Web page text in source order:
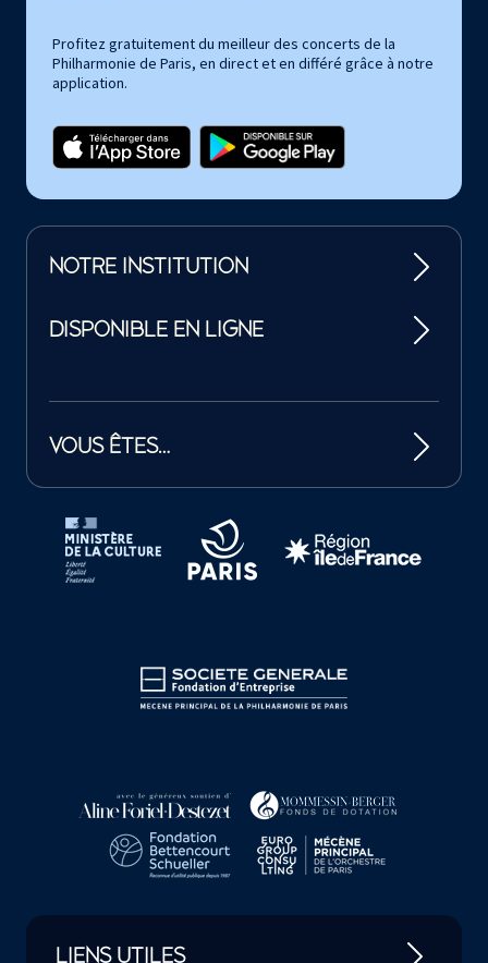
Profitez gratuitement du meilleur des concerts de la
Philharmonie de Paris, en direct et en différé grâce à notre
application.
NOTRE INSTITUTION
DISPONIBLE EN LIGNE
VOUS ÊTES…
Tutelles et mécènes de la Philharmonie de Paris
LIENS UTILES